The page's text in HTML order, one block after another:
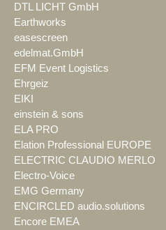
DTL LICHT GmbH
Earthworks
easescreen
edelmat.GmbH
EFM Event Logistics
Ehrgeiz
EIKI
einstein & sons
ELA PRO
Elation Professional EUROPE
ELECTRIC CLAUDIO MERLO
Electro-Voice
EMG Germany
ENCIRCLED audio.solutions
Encore EMEA